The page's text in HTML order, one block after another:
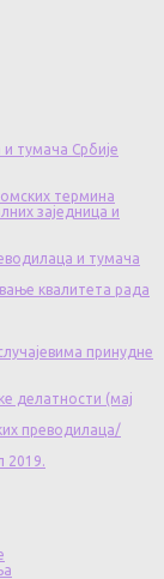
тумача Србије
термина
заједница и
и тумача
квалитета рада
принудне
делатности (мај
преводилаца/
2019.